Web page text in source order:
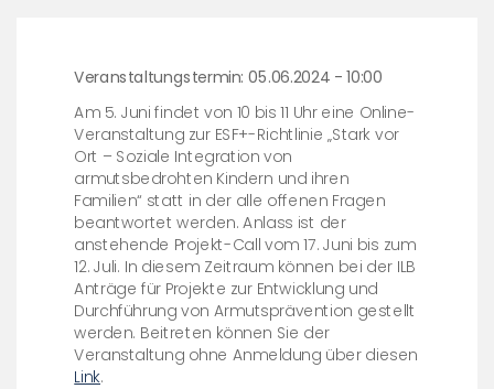
Veranstaltungstermin: 05.06.2024 - 10:00
Am 5. Juni findet von 10 bis 11 Uhr eine Online-
Veranstaltung zur ESF+-Richtlinie „Stark vor
Ort – Soziale Integration von
armutsbedrohten Kindern und ihren
Familien“ statt in der alle offenen Fragen
beantwortet werden. Anlass ist der
anstehende Projekt-Call vom 17. Juni bis zum
12. Juli. In diesem Zeitraum können bei der ILB
Anträge für Projekte zur Entwicklung und
Durchführung von Armutsprävention gestellt
werden. Beitreten können Sie der
Veranstaltung ohne Anmeldung über diesen
Link.